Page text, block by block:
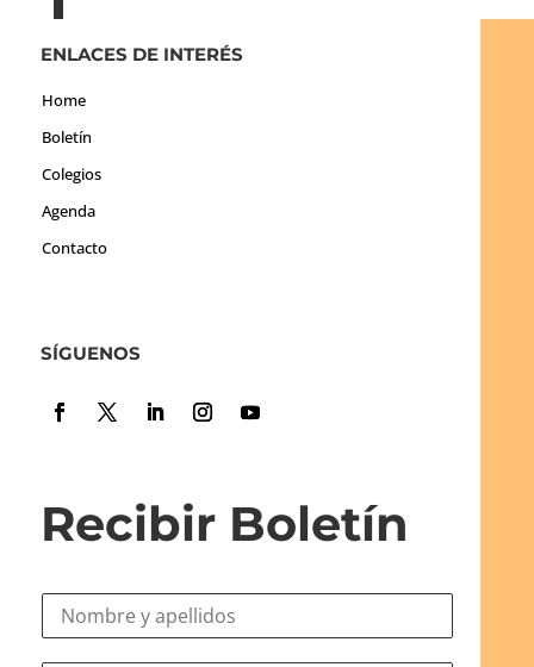
ENLACES DE INTERÉS
Home
Boletín
Colegios
Agenda
Contacto
SÍGUENOS
Recibir Boletín
N